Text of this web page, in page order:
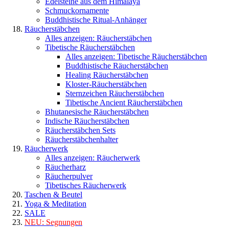
Schmuckornamente
Buddhistische Ritual-Anhänger
Räucherstäbchen
Alles anzeigen: Räucherstäbchen
Tibetische Räucherstäbchen
Alles anzeigen: Tibetische Räucherstäbchen
Buddhistische Räucherstäbchen
Healing Räucherstäbchen
Kloster-Räucherstäbchen
Sternzeichen Räucherstäbchen
Tibetische Ancient Räucherstäbchen
Bhutanesische Räucherstäbchen
Indische Räucherstäbchen
Räucherstäbchen Sets
Räucherstäbchenhalter
Räucherwerk
Alles anzeigen: Räucherwerk
Räucherharz
Räucherpulver
Tibetisches Räucherwerk
Taschen & Beutel
Yoga & Meditation
SALE
NEU: Segnungen